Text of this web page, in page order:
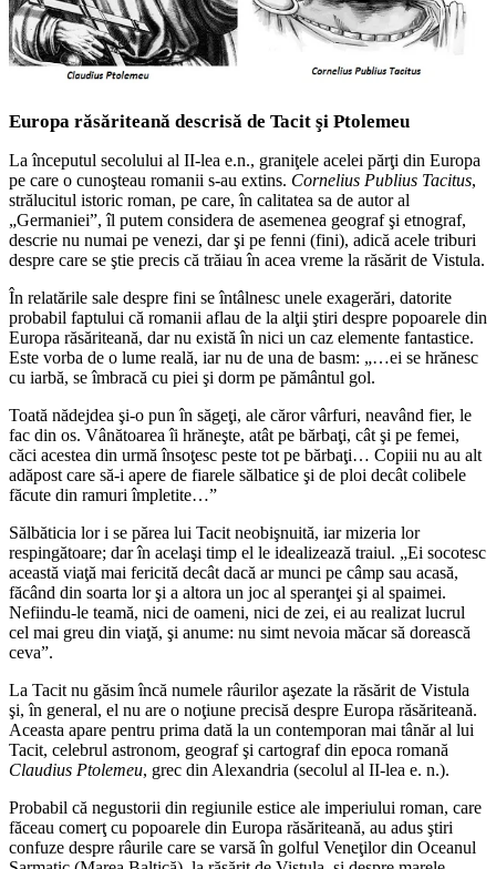
Europa răsăriteană descrisă de Tacit şi Ptolemeu
La începutul secolului al II-lea e.n., graniţele acelei părţi din Europa
pe care o cunoşteau romanii s-au extins. Cornelius Publius Tacitus,
strălucitul istoric roman, pe care, în calitatea sa de autor al
„Germaniei”, îl putem considera de asemenea geograf şi etnograf,
descrie nu numai pe venezi, dar şi pe fenni (fini), adică acele triburi
despre care se ştie precis că trăiau în acea vreme la răsărit de Vistula.
În relatările sale despre fini se întâlnesc unele exagerări, datorite
probabil faptului că romanii aflau de la alţii ştiri despre popoarele din
Europa răsăriteană, dar nu există în nici un caz elemente fantastice.
Este vorba de o lume reală, iar nu de una de basm: „…ei se hrănesc
cu iarbă, se îmbracă cu piei şi dorm pe pământul gol.
Toată nădejdea şi-o pun în săgeţi, ale căror vârfuri, neavând fier, le
fac din os. Vânătoarea îi hrăneşte, atât pe bărbaţi, cât şi pe femei,
căci acestea din urmă însoţesc peste tot pe bărbaţi… Copiii nu au alt
adăpost care să-i apere de fiarele sălbatice şi de ploi decât colibele
făcute din ramuri împletite…”
Sălbăticia lor i se părea lui Tacit neobişnuită, iar mizeria lor
respingătoare; dar în acelaşi timp el le idealizează traiul. „Ei socotesc
această viaţă mai fericită decât dacă ar munci pe câmp sau acasă,
făcând din soarta lor şi a altora un joc al speranţei şi al spaimei.
Nefiindu-le teamă, nici de oameni, nici de zei, ei au realizat lucrul
cel mai greu din viaţă, şi anume: nu simt nevoia măcar să dorească
ceva”.
La Tacit nu găsim încă numele râurilor aşezate la răsărit de Vistula
şi, în general, el nu are o noţiune precisă despre Europa răsăriteană.
Aceasta apare pentru prima dată la un contemporan mai tânăr al lui
Tacit, celebrul astronom, geograf şi cartograf din epoca romană
Claudius Ptolemeu, grec din Alexandria (secolul al II-lea e. n.).
Probabil că negustorii din regiunile estice ale imperiului roman, care
făceau comerţ cu popoarele din Europa răsăriteană, au adus ştiri
confuze despre râurile care se varsă în golful Veneţilor din Oceanul